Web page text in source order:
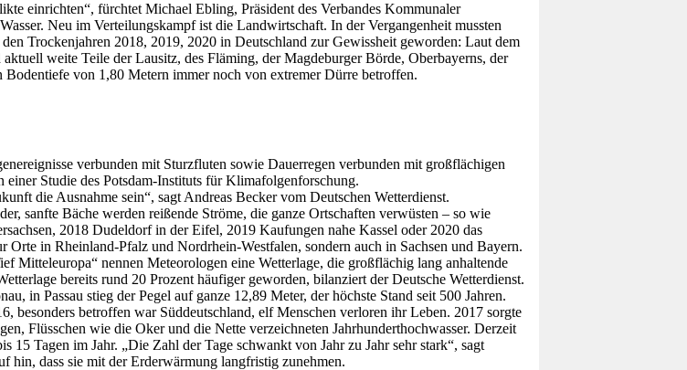
einrichten“, fürchtet Michael Ebling, Präsident des Verbandes Kommunaler
Neu im Verteilungskampf ist die Landwirtschaft. In der Vergangenheit mussten
Trockenjahren 2018, 2019, 2020 in Deutschland zur Gewissheit geworden: Laut dem
weite Teile der Lausitz, des Fläming, der Magdeburger Börde, Oberbayerns, der
von 1,80 Metern immer noch von extremer Dürre betroffen.
verbunden mit Sturzfluten sowie Dauerregen verbunden mit großflächigen
Studie des Potsdam-Instituts für Klimafolgenforschung.
die Ausnahme sein“, sagt Andreas Becker vom Deutschen Wetterdienst.
sanfte Bäche werden reißende Ströme, die ganze Ortschaften verwüsten – so wie
2018 Dudeldorf in der Eifel, 2019 Kaufungen nahe Kassel oder 2020 das
Orte in Rheinland-Pfalz und Nordrhein-Westfalen, sondern auch in Sachsen und Bayern.
Mitteleuropa“ nennen Meteorologen eine Wetterlage, die großflächig lang anhaltende
bereits rund 20 Prozent häufiger geworden, bilanziert der Deutsche Wetterdienst.
in Passau stieg der Pegel auf ganze 12,89 Meter, der höchste Stand seit 500 Jahren.
betroffen war Süddeutschland, elf Menschen verloren ihr Leben. 2017 sorgte
Flüsschen wie die Oker und die Nette verzeichneten Jahrhunderthochwasser. Derzeit
Tagen im Jahr. „Die Zahl der Tage schwankt von Jahr zu Jahr sehr stark“, sagt
hin, dass sie mit der Erderwärmung langfristig zunehmen.